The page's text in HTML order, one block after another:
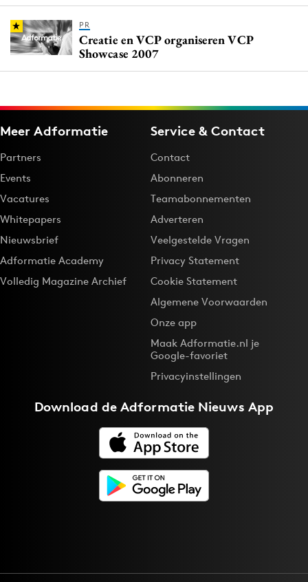
PR
Creatie en VCP organiseren VCP
Showcase 2007
Meer Adformatie
Partners
Events
Vacatures
Whitepapers
Nieuwsbrief
Adformatie Academy
Volledig Magazine Archief
Service & Contact
Contact
Abonneren
Teamabonnementen
Adverteren
Veelgestelde Vragen
Privacy Statement
Cookie Statement
Algemene Voorwaarden
Onze app
Maak Adformatie.nl je
Google-favoriet
Privacyinstellingen
Download deAdformatie Nieuws App